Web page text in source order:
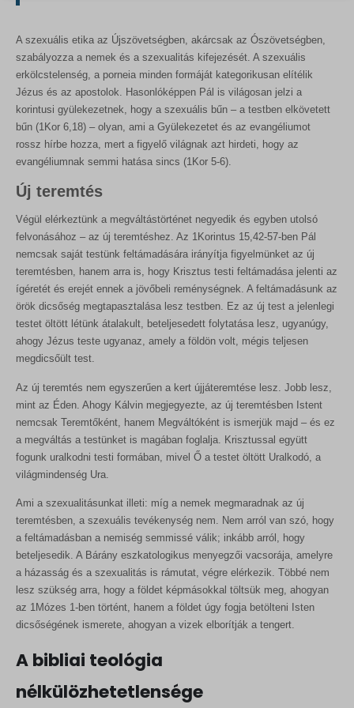
A szexuális etika az Újszövetségben, akárcsak az Ószövetségben,
szabályozza a nemek és a szexualitás kifejezését. A szexuális
erkölcstelenség, a porneia minden formáját kategorikusan elítélik
Jézus és az apostolok. Hasonlóképpen Pál is világosan jelzi a
korintusi gyülekezetnek, hogy a szexuális bűn – a testben elkövetett
bűn (1Kor 6,18) – olyan, ami a Gyülekezetet és az evangéliumot
rossz hírbe hozza, mert a figyelő világnak azt hirdeti, hogy az
evangéliumnak semmi hatása sincs (1Kor 5-6).
Új teremtés
Végül elérkeztünk a megváltástörténet negyedik és egyben utolsó
felvonásához – az új teremtéshez. Az 1Korintus 15,42-57-ben Pál
nemcsak saját testünk feltámadására irányítja figyelmünket az új
teremtésben, hanem arra is, hogy Krisztus testi feltámadása jelenti az
ígéretét és erejét ennek a jövőbeli reménységnek. A feltámadásunk az
örök dicsőség megtapasztalása lesz testben. Ez az új test a jelenlegi
testet öltött létünk átalakult, beteljesedett folytatása lesz, ugyanúgy,
ahogy Jézus teste ugyanaz, amely a földön volt, mégis teljesen
megdicsőült test.
Az új teremtés nem egyszerűen a kert újjáteremtése lesz. Jobb lesz,
mint az Éden. Ahogy Kálvin megjegyezte, az új teremtésben Istent
nemcsak Teremtőként, hanem Megváltóként is ismerjük majd – és ez
a megváltás a testünket is magában foglalja. Krisztussal együtt
fogunk uralkodni testi formában, mivel Ő a testet öltött Uralkodó, a
világmindenség Ura.
Ami a szexualitásunkat illeti: míg a nemek megmaradnak az új
teremtésben, a szexuális tevékenység nem. Nem arról van szó, hogy
a feltámadásban a nemiség semmissé válik; inkább arról, hogy
beteljesedik. A Bárány eszkatologikus menyegzői vacsorája, amelyre
a házasság és a szexualitás is rámutat, végre elérkezik. Többé nem
lesz szükség arra, hogy a földet képmásokkal töltsük meg, ahogyan
az 1Mózes 1-ben történt, hanem a földet úgy fogja betölteni Isten
dicsőségének ismerete, ahogyan a vizek elborítják a tengert.
A bibliai teológia
nélkülözhetetlensége
store_notice*
wlfmc_session_282a07b02e3ebaca0e6c6db58fe7bf11
woocommerce_cart_hash
woocommerce_items_in_cart
woocommerce_recently_viewed
wordpress_logged_in_*
wordpress_test_cookie
wp_lang
wp_woocommerce_session_*
wp-settings-*
wp-settings-time-*
gyűjtenek, amelyek lehetővé teszik számunkra, hogy betekintést
weboldalunkkal.
Részletek megjelenítése
_ga_*
rs6_overview_pagination
sbjs_first
sbjs_first_add
sbjs_migrations
sbjs_session
sbjs_udata
tk_ai
Egyéb szolgáltatások
Ez a kategória minden olyan sütit, domaint és szolgáltatást
magában foglal, amelyek nem tartoznak a megadott kategóriákba,
vagy amelyeket nem kategorizáltak.
Részletek megjelenítése
MicrosoftApplicationsTelemetryDeviceId
MicrosoftApplicationsTelemetryFirstLaunchTime
redux_*
ssm_au_c
wp-*